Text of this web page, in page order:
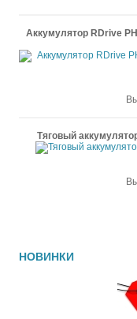
Аккумулятор RDrive
Тяговый
НОВИНКИ